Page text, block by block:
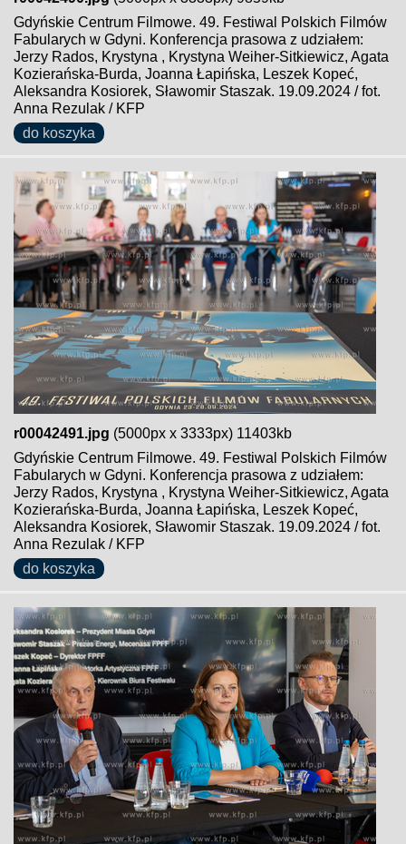
Gdyńskie Centrum Filmowe. 49. Festiwal Polskich Filmów
Fabularych w Gdyni. Konferencja prasowa z udziałem:
Jerzy Rados, Krystyna , Krystyna Weiher-Sitkiewicz, Agata
Kozierańska-Burda, Joanna Łapińska, Leszek Kopeć,
Aleksandra Kosiorek, Sławomir Staszak. 19.09.2024 / fot.
Anna Rezulak / KFP
do koszyka
r00042491.jpg (5000px x 3333px) 11403kb
Gdyńskie Centrum Filmowe. 49. Festiwal Polskich Filmów
Fabularych w Gdyni. Konferencja prasowa z udziałem:
Jerzy Rados, Krystyna , Krystyna Weiher-Sitkiewicz, Agata
Kozierańska-Burda, Joanna Łapińska, Leszek Kopeć,
Aleksandra Kosiorek, Sławomir Staszak. 19.09.2024 / fot.
Anna Rezulak / KFP
do koszyka